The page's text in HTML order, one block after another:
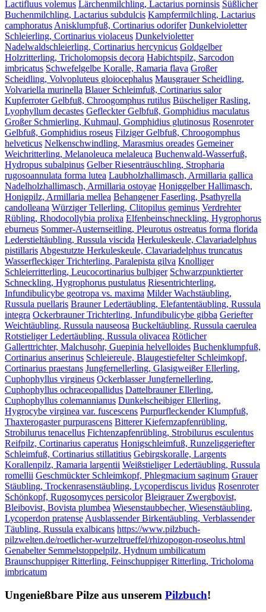
Lactifluus volemus Lärchenmilchling, Lactarius porninsis Süßlicher
Buchenmilchling, Lactarius subdulcis Kampfermilchling, Lactarius
camphoratusAnisklumpfuß, Cortinarius odorifer Dunkelvioletter
Schleierling, Cortinarius violaceus Dunkelvioletter
Nadelwaldschleierling, Cortinarius hercynicus Goldgelber
Holzritterling, Tricholomopsis decora Habichtspilz, Sarcodon
imbricatus Schwefelgelbe Koralle, Ramaria flava Großer
Scheidling, Volvopluteus gloiocephalus Mausgrauer Scheidling,
Volvariella murinella Blauer Schleimfuß, Cortinarius salor
Kupferroter Gelbfuß, Chroogomphus rutilus Büscheliger Rasling,
Lyophyllum decastes Gefleckter Gelbfuß, Gomphidius maculatus
Großer Schmierling, Kuhmaul, Gomphidius glutinosus Rosenroter
Gelbfuß, Gomphidius roseus Filziger Gelbfuß, Chroogomphus
helveticus Nelkenschwindling, Marasmius oreades Gemeiner
Weichritterling, Melanoleuca melaleuca Buchenwald-Wasserfuß,
Hydropus subalpinus Gelber Riesenträuschling, Stropharia
rugosoannulata forma lutea Laubholzhallimasch, Armillaria gallica
Nadelholzhallimasch, Armillaria ostoyae Honiggelber Hallimasch,
Honigpilz, Armillaria mellea Behangener Faserling, Psathyrella
candolleana Würziger Tellerling, Clitopilus geminus Verdrehter
Rübling, Rhodocollybia prolixa Elfenbeinschneckling, Hygrophorus
eburneus Sommer-Austernseitling, Pleurotus ostreatus forma florida
Lederstieltäubling, Russula viscida Herkuleskeule, Clavariadelphus
pistillarisAbgestutzte Herkuleskeule, Clavariadelphus truncatus
Wasserfleckiger Trichterling, Paralepista gilva Knolliger
Schleierritterling, Leucocortinarius bulbiger Schwarzpunktierter
Schneckling, Hygrophorus pustulatus Riesentrichterling,
Infundibulicybe geotropa vs. maxima Milder Wachstäubling,
Russula puellaris Brauner Ledertäubling, Elefantentäubling, Russula
integra Ockerbrauner Trichterling, Infundibulicybe gibba Geriefter
Weichtäubling, Russula nauseosa Buckeltäubling, Russula caerulea
Rotstieliger Ledertäubling, Russula olivacea Rötlicher
Gallerttrichter, Malchusohr, Guepinia helvelloides Buchenklumpfuß,
Cortinarius anserinus Schleiereule, Blaugestiefelter Schleimkopf,
Cortinarius praestans Jungfernellerling, Glasigweißer Ellerling,
Cuphophyllus virgineus Ockerblasser Jungfernellerling,
Cuphophyllus ochraceopallidus Dattelbrauner Ellerling,
Cuphophyllus colemannianus Dunkelscheibiger Ellerling,
Hygrocybe virginea var. fuscescens Purpurfleckender Klumpfuß,
Thaxterogaster purpurascens Bitterer Kiefernzapfenrübling,
Strobilurus tenacellus Fichtenzapfenrübling, Strobilurus esculentus
Reifpilz, Cortinarius caperatus Honigschleimfuß, Runzeliggeriefter
Schleimfuß, Cortinarius stillatitius Gebirgskoralle, Largents
Korallenpilz, Ramaria largentii Weißstieliger Ledertäubling, Russula
romellii Geschmückter Schleimkopf, Phlegmacium saginum Grauer
Stäubling, Trockenrasenstäubling, Lycoperdiscus lividus Rosenroter
Schönkopf, Rugosomyces persicolor Bleigrauer Zwergbovist,
Bleibovist, Bovista plumbea Wiesenstaubbecher, Wiesenstäubling,
Lycoperdon pratenseAusblassender Birkentäubling, Verblassender
Täubling, Russula exalbicans https://www.pilzbuch-
pilzwelten.de/roetlicher-wurzeltrueffel/rhizopogon-roseolus.html
Genabelter Semmelstoppelpilz, Hydnum umbilicatum
Braunschuppiger Ritterling, Feinschuppiger Ritterling, Tricholoma
imbricatum
Ungenießbare Pilze aus unserem Pilzbuch!